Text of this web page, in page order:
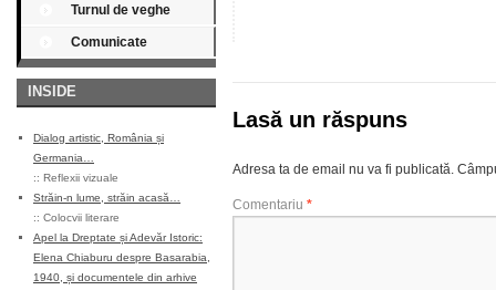
Turnul de veghe
Comunicate
INSIDE
Dialog artistic, România și
Germania…
:: Reflexii vizuale
Străin-n lume, străin acasă…
:: Colocvii literare
Apel la Dreptate și Adevăr Istoric:
Elena Chiaburu despre Basarabia,
1940, și documentele din arhive
Lasă un răspuns
Adresa ta de email nu va fi publicată.
Comentariu *